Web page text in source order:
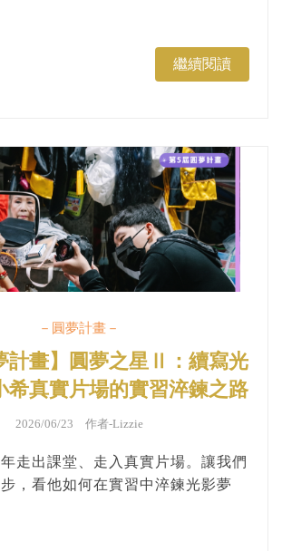
繼續閱讀
－圓夢計畫－
計畫】圓夢之星Ⅱ：續寫光
希真實片場的實習淬鍊之路
2026/06/23 作者-Lizzie
走出課堂、走入真實片場。讓我們
，看他如何在實習中淬鍊光影夢